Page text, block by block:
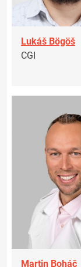
Lukáš Bögöš
CGI
Martin Boháč